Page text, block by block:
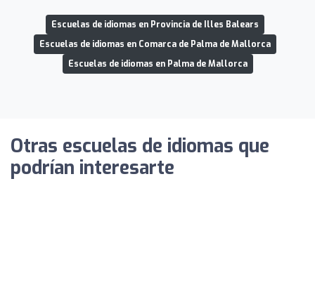
Escuelas de idiomas en Provincia de Illes Balears
Escuelas de idiomas en Comarca de Palma de Mallorca
Escuelas de idiomas en Palma de Mallorca
Otras escuelas de idiomas que
podrían interesarte